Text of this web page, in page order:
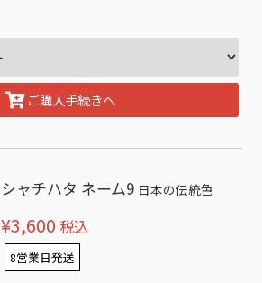
ご購入手続きへ
シャチハタ ネーム9 日本の伝統色
¥3,600 税込
8営業日発送